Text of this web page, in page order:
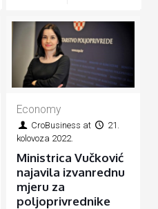
Economy
CroBusiness at
21.
kolovoza 2022.
Ministrica Vučković
najavila izvanrednu
mjeru za
poljoprivrednike